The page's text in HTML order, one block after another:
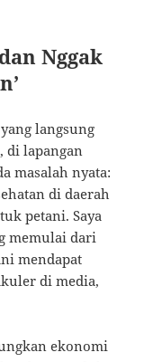
Nggak
langsung
di lapangan
masalah nyata:
di daerah
petani. Saya
memulai dari
mendapat
di media,
ekonomi